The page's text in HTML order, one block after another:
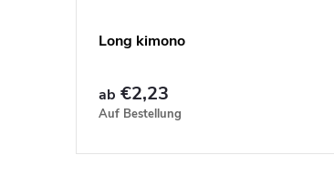
Long kimono
ab €2,23
Auf Bestellung